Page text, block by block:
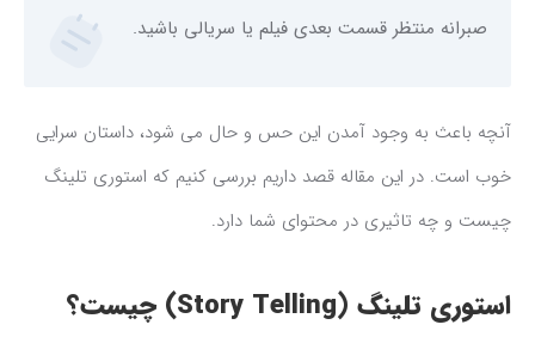
صبرانه منتظر قسمت بعدی فیلم یا سریالی باشید.
آنچه باعث به وجود آمدن این حس و حال می شود، داستان سرایی
خوب است. در این مقاله قصد داریم بررسی کنیم که استوری تلینگ
چیست و چه تاثیری در محتوای شما دارد.
استوری تلینگ (Story Telling) چیست؟